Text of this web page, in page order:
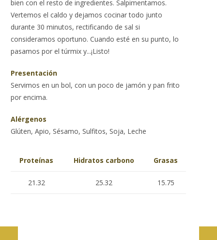
bien con el resto de ingredientes. Salpimentamos.
Vertemos el caldo y dejamos cocinar todo junto
durante 30 minutos, rectificando de sal si
consideramos oportuno. Cuando esté en su punto, lo
pasamos por el túrmix y...¡Listo!
Presentación
Servimos en un bol, con un poco de jamón y pan frito
por encima.
Alérgenos
Glúten, Apio, Sésamo, Sulfitos, Soja, Leche
Proteínas Hidratos carbono Grasas
21.32 25.32 15.75